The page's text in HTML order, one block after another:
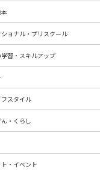
ョナル・プリスクール
習・スキルアップ
スタイル
・くらし
・イベント